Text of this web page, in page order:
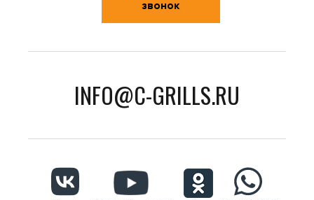
звонок
INFO@C-GRILLS.RU